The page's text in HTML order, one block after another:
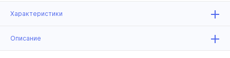
Характеристики
Описание